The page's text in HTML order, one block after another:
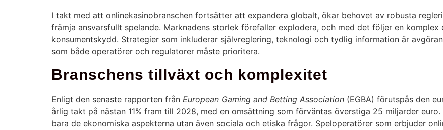
I takt med att onlinekasinobranschen fortsätter att expandera globalt, ökar behovet av robusta
främja ansvarsfullt spelande. Marknadens storlek förefaller explodera, och med det följer en
konsumentskydd. Strategier som inkluderar självreglering, teknologi och tydlig information är
som både operatörer och regulatorer måste prioritera.
Branschens tillväxt och komplexitet
Enligt den senaste rapporten från European Gaming and Betting Association (EGBA) förutspås den
årlig takt på nästan 11% fram till 2028, med en omsättning som förväntas överstiga 25 miljarder
bara de ekonomiska aspekterna utan även sociala och etiska frågor. Speloperatörer som erbjuder